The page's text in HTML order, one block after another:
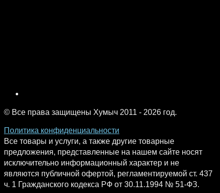
© Все права защищены Хумыч 2011 - 2026 год.
Политика конфиденциальности
Все товары и услуги, а также другие товарные
предложения, представленные на нашем сайте носят
исключительно информационный характер и не
являются публичной офертой, регламентируемой ст. 437
ч. 1 Гражданского кодекса РФ от 30.11.1994 № 51-ФЗ.